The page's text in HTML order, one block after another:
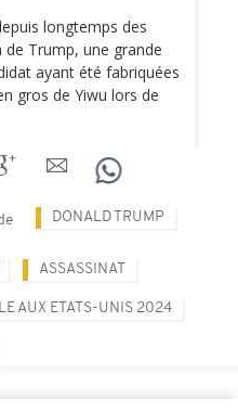
longtemps des
Trump, une grande
ayant été fabriquées
gros de Yiwu lors de
DONALD TRUMP
ASSASSINAT
AUX ETATS-UNIS 2024